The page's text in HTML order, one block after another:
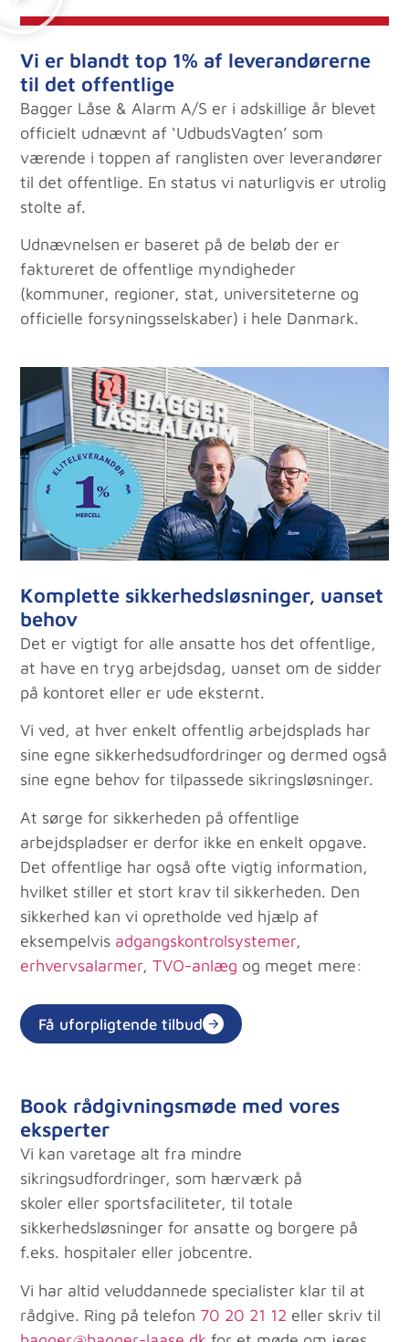
Vi er blandt top 1% af leverandørerne
til det offentlige
Bagger Låse & Alarm A/S er i adskillige år blevet
officielt udnævnt af ‘UdbudsVagten’ som
værende i toppen af ranglisten over leverandører
til det offentlige. En status vi naturligvis er utrolig
stolte af.
Udnævnelsen er baseret på de beløb der er
faktureret de offentlige myndigheder
(kommuner, regioner, stat, universiteterne og
officielle forsyningsselskaber) i hele Danmark.
Komplette sikkerhedsløsninger, uanset
behov
Det er vigtigt for alle ansatte hos det offentlige,
at have en tryg arbejdsdag, uanset om de sidder
på kontoret eller er ude eksternt.
Vi ved, at hver enkelt offentlig arbejdsplads har
sine egne sikkerhedsudfordringer og dermed også
sine egne behov for tilpassede sikringsløsninger.
At sørge for sikkerheden på offentlige
arbejdspladser er derfor ikke en enkelt opgave.
Det offentlige har også ofte vigtig information,
hvilket stiller et stort krav til sikkerheden. Den
sikkerhed kan vi opretholde ved hjælp af
eksempelvis adgangskontrolsystemer,
erhvervsalarmer,TVO-anlæg og meget mere:
Få uforpligtende tilbud
Book rådgivningsmøde med vores
eksperter
Vi kan varetage alt fra mindre
sikringsudfordringer, som hærværk på
skoler eller sportsfaciliteter, til totale
sikkerhedsløsninger for ansatte og borgere på
f.eks. hospitaler eller jobcentre.
Vi har altid veluddannede specialister klar til at
rådgive. Ring på telefon 70 20 21 12 eller skriv til